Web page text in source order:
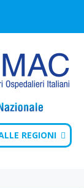
REGIONI